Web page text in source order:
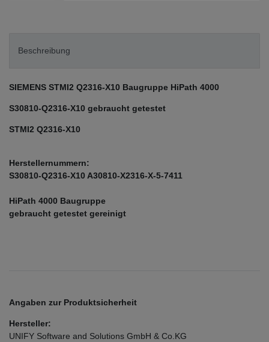
Beschreibung
SIEMENS STMI2 Q2316-X10 Baugruppe HiPath 4000
S30810-Q2316-X10 gebraucht getestet
STMI2 Q2316-X10
Herstellernummern:
S30810-Q2316-X10 A30810-X2316-X-5-7411
HiPath 4000 Baugruppe
gebraucht getestet gereinigt
Angaben zur Produktsicherheit
Hersteller:
UNIFY Software and Solutions GmbH & Co.KG